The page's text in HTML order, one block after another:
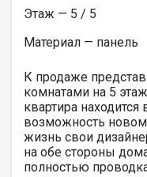
Этаж — 5 / 5
Материал — панель
К продаже
комнатами на 5
квартира находится
возможность
жизнь свои
на обе стороны
полностью